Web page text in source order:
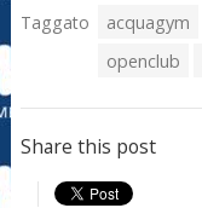
Taggato acquagym
openclub
Share this post